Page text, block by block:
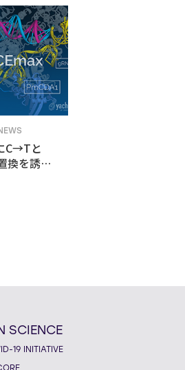
C→Tと
換を誘導
SCIENCE
19 INITIATIVE